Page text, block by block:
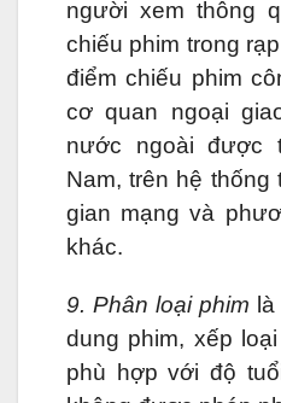
người xem thông
chiếu phim trong
điểm chiếu phim
cơ quan ngoại
nước ngoài được
Nam, trên hệ thống
gian mạng và
khác.
9. Phân loại phim
dung phim, xếp
phù hợp với độ